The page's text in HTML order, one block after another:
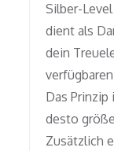
Silber-
dient als
dein
Das
desto
Zusätzlich